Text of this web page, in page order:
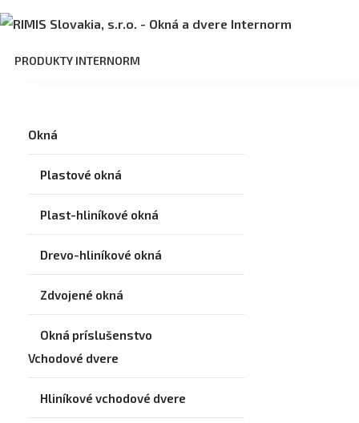
PRODUKTY INTERNORM
Okná
Plastové okná
Plast-hliníkové okná
Drevo-hliníkové okná
Zdvojené okná
Okná príslušenstvo
Vchodové dvere
Hliníkové vchodové dvere